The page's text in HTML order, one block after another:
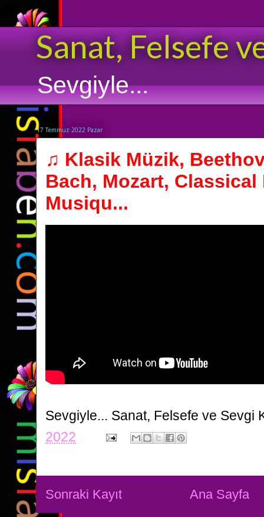
Sanat, Felsefe
Sevgiyle...
17 Temmuz 2022 Pazar
♫ Klasik Müzik,
Bach, Mozart, Classical
Musiqu...
Sevgiyle... Sanat, Felsefe ve Sevgi
2022
Sonraki Kayıt Ana Sayfa